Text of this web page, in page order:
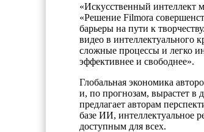
«Искусственный интеллект
«Решение Filmora
барьеры на пути к
видео в интеллектуального
сложные процессы и легко
эффективнее и свободнее».
Глобальная экономика
и, по прогнозам, вырастет в
предлагает авторам
базе ИИ, интеллектуальное
доступным для всех.